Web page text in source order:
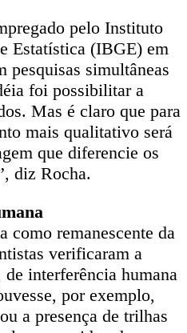
pelo Instituto
Estatística (IBGE) em
pesquisas simultâneas
foi possibilitar a
Mas é claro que para
mais qualitativo será
que diferencie os
diz Rocha.
como remanescente da
verificaram a
interferência humana
por exemplo,
a presença de trilhas